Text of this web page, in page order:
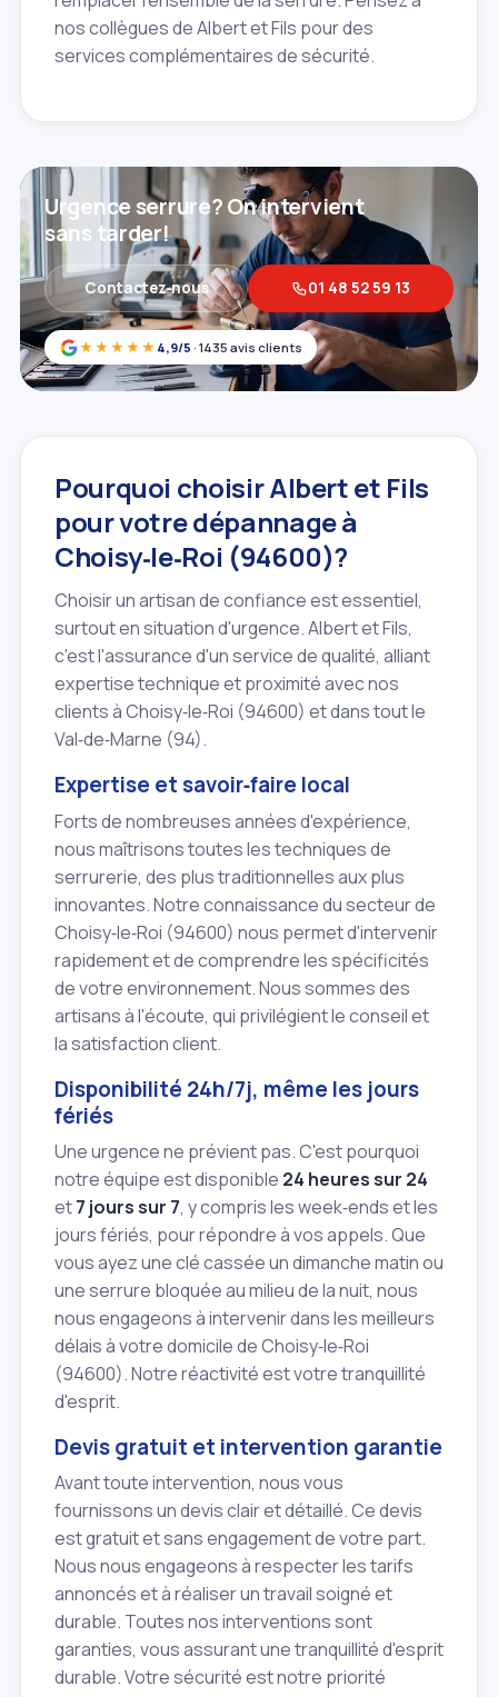
nos collègues de Albert et Fils pour des
services complémentaires de sécurité.
★★★★★ 4,9/5 · 1435 avis clients
Urgence serrure? On intervient
sans tarder!
Contactez‑nous 01 48 52 59 13
Pourquoi choisir Albert et Fils
pour votre dépannage à
Choisy‑le‑Roi (94600)?
Choisir un artisan de confiance est essentiel,
surtout en situation d'urgence. Albert et Fils,
c'est l'assurance d'un service de qualité, alliant
expertise technique et proximité avec nos
clients à Choisy‑le‑Roi (94600) et dans tout le
Val‑de‑Marne (94).
Expertise et savoir‑faire local
Forts de nombreuses années d'expérience,
nous maîtrisons toutes les techniques de
serrurerie, des plus traditionnelles aux plus
innovantes. Notre connaissance du secteur de
Choisy‑le‑Roi (94600) nous permet d'intervenir
rapidement et de comprendre les spécificités
de votre environnement. Nous sommes des
artisans à l'écoute, qui privilégient le conseil et
la satisfaction client.
Disponibilité 24h/7j, même les jours
fériés
Une urgence ne prévient pas. C'est pourquoi
notre équipe est disponible 24 heures sur 24
et7 jours sur 7, y compris les week‑ends et les
jours fériés, pour répondre à vos appels. Que
vous ayez une clé cassée un dimanche matin ou
une serrure bloquée au milieu de la nuit, nous
nous engageons à intervenir dans les meilleurs
délais à votre domicile de Choisy‑le‑Roi
(94600). Notre réactivité est votre tranquillité
d'esprit.
Devis gratuit et intervention garantie
Avant toute intervention, nous vous
fournissons un devis clair et détaillé. Ce devis
est gratuit et sans engagement de votre part.
Nous nous engageons à respecter les tarifs
annoncés et à réaliser un travail soigné et
durable. Toutes nos interventions sont
garanties, vous assurant une tranquillité d'esprit
durable. Votre sécurité est notre priorité